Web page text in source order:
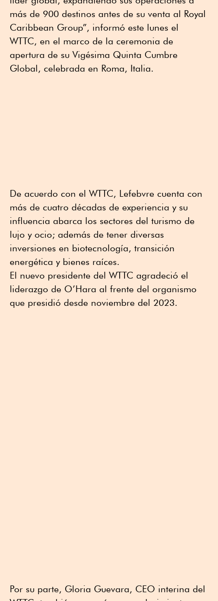
más de 900 destinos antes de su venta al Royal
Caribbean Group”, informó este lunes el
WTTC, en el marco de la ceremonia de
apertura de su Vigésima Quinta Cumbre
Global, celebrada en Roma, Italia.
De acuerdo con el WTTC, Lefebvre cuenta con
más de cuatro décadas de experiencia y su
influencia abarca los sectores del turismo de
lujo y ocio; además de tener diversas
inversiones en biotecnología, transición
energética y bienes raíces.
El nuevo presidente del WTTC agradeció el
liderazgo de O’Hara al frente del organismo
que presidió desde noviembre del 2023.
Por su parte, Gloria Guevara, CEO interina del